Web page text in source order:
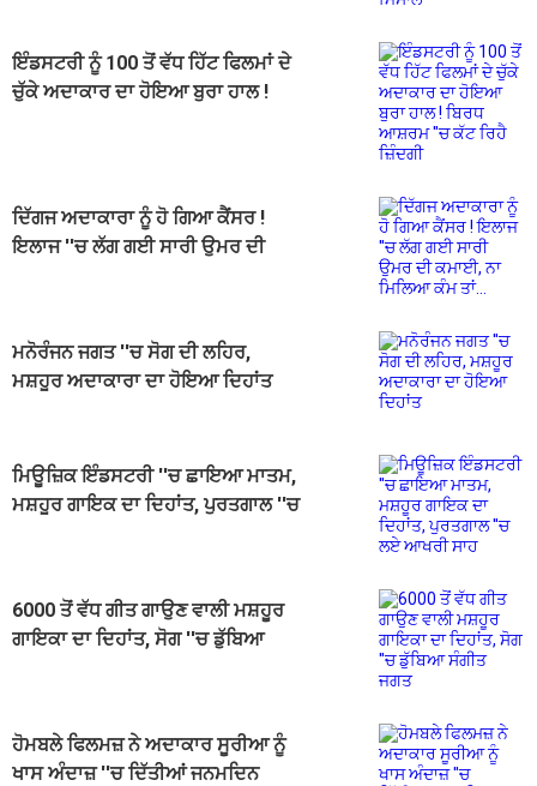
ਇੰਡਸਟਰੀ ਨੂੰ 100 ਤੋਂ ਵੱਧ ਹਿੱਟ ਫਿਲਮਾਂ ਦੇ
ਚੁੱਕੇ ਅਦਾਕਾਰ ਦਾ ਹੋਇਆ ਬੁਰਾ ਹਾਲ !
ਦਿੱਗਜ ਅਦਾਕਾਰਾ ਨੂੰ ਹੋ ਗਿਆ ਕੈਂਸਰ !
ਇਲਾਜ ''ਚ ਲੱਗ ਗਈ ਸਾਰੀ ਉਮਰ ਦੀ
ਮਨੋਰੰਜਨ ਜਗਤ ''ਚ ਸੋਗ ਦੀ ਲਹਿਰ,
ਮਸ਼ਹੂਰ ਅਦਾਕਾਰਾ ਦਾ ਹੋਇਆ ਦਿਹਾਂਤ
ਮਿਊਜ਼ਿਕ ਇੰਡਸਟਰੀ ''ਚ ਛਾਇਆ ਮਾਤਮ,
ਮਸ਼ਹੂਰ ਗਾਇਕ ਦਾ ਦਿਹਾਂਤ, ਪੁਰਤਗਾਲ ''ਚ
6000 ਤੋਂ ਵੱਧ ਗੀਤ ਗਾਉਣ ਵਾਲੀ ਮਸ਼ਹੂਰ
ਗਾਇਕਾ ਦਾ ਦਿਹਾਂਤ, ਸੋਗ ''ਚ ਡੁੱਬਿਆ
ਹੋਮਬਲੇ ਫਿਲਮਜ਼ ਨੇ ਅਦਾਕਾਰ ਸੂਰੀਆ ਨੂੰ
ਖਾਸ ਅੰਦਾਜ਼ ''ਚ ਦਿੱਤੀਆਂ ਜਨਮਦਿਨ